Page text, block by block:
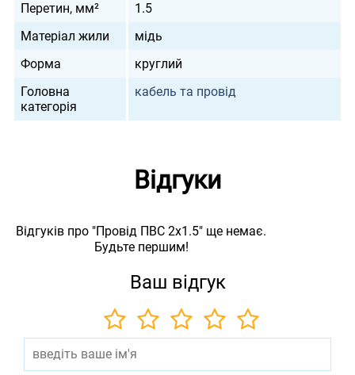
Перетин, мм²
1.5
Матеріал жили
мідь
Форма
круглий
Головна
категорія
кабель та провід
Відгуки
Відгуків про "Провід ПВС 2х1.5" ще немає.
Будьте першим!
Ваш відгук